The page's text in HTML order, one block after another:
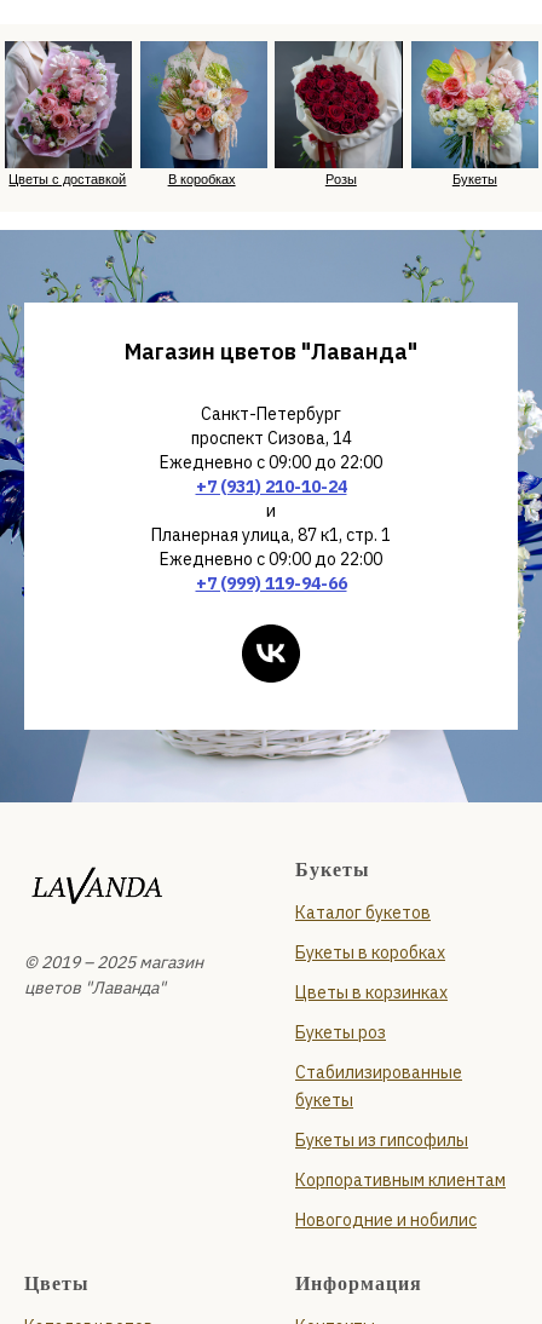
Магазин цветов "Лаванда"
Санкт-Петербург
проспект Сизова, 14
Ежедневно с 09:00 до 22:00
+7 (931) 210-10-24
и
Планерная улица, 87 к1, стр. 1
Ежедневно с 09:00 до 22:00
+7 (999) 119-94-66
© 2019 – 2025 магазин
цветов "Лаванда"
Букеты
Каталог букетов
Букеты в коробках
Цветы в корзинках
Букеты роз
Стабилизированные
букеты
Букеты из гипсофилы
Корпоративным клиентам
Новогодние и нобилис
Цветы Информация